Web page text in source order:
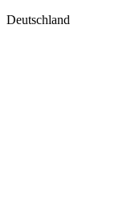
Deutschland